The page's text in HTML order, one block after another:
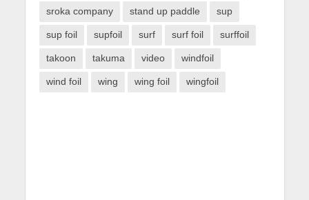
sroka company stand up paddle sup
sup foil supfoil surf surf foil surffoil
takoon takuma video windfoil
wind foil wing wing foil wingfoil